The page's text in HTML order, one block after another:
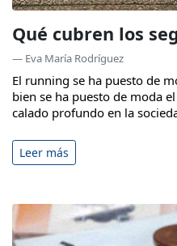
Qué cubren los
— Eva María Rodríguez
El running se ha puesto de
bien se ha puesto de moda
calado profundo en la
Leer más